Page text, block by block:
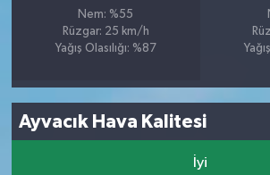
Nem: %55
Rüzgar: 25 km/h
Yağış Olasılığı: %87
Ayvacık Hava Kalitesi
İyi